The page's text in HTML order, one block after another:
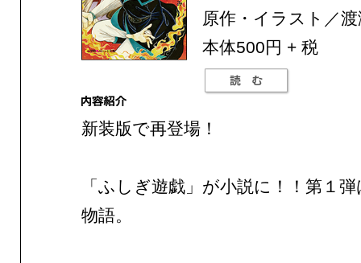
原作・イラスト／
本体500円 + 税
新装版で再登場！
「ふしぎ遊戯」が小説に！！第１
物語。